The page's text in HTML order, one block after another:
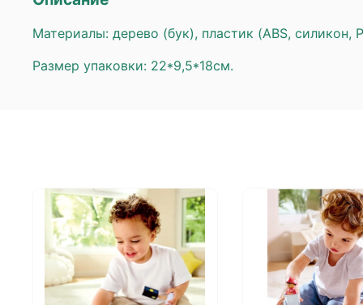
Материалы: дерево (бук), пластик (ABS, силикон,
Размер упаковки: 22*9,5*18см.